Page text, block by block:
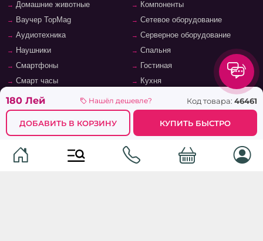
180 Лей Нашёл дешевле? Код товара: 46461
ДОБАВИТЬ В КОРЗИНУ КУПИТЬ БЫСТРО
Домашние животные
Ваучер TopMag
Аудиотехника
Наушники
Смартфоны
Смарт часы
Кнопочные телефоны
Умные очки
Программное обеспечение
Ноутбуки и аксессуары
Компоненты
Сетевое оборудование
Серверное оборудование
Спальня
Гостиная
Кухня
Зал
Детская комната
Офис и кабинет
стеллажи